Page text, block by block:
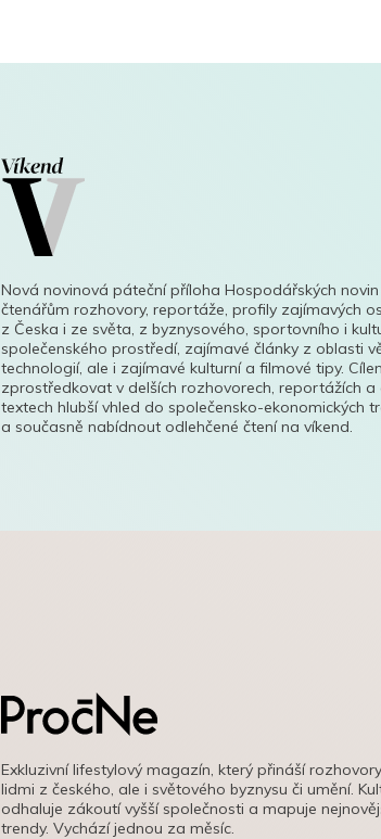
Nová novinová páteční příloha Hospodářských
čtenářům rozhovory, reportáže, profily zajímavých
z Česka i ze světa, z byznysového, sportovního i
společenského prostředí, zajímavé články z oblasti
technologií, ale i zajímavé kulturní a filmové tipy.
zprostředkovat v delších rozhovorech, reportážích a
textech hlubší vhled do společensko-ekonomických
a současně nabídnout odlehčené čtení na víkend.
Exkluzivní lifestylový magazín, který přináší
lidmi z českého, ale i světového byznysu či umění.
odhaluje zákoutí vyšší společnosti a mapuje
trendy. Vychází jednou za měsíc.